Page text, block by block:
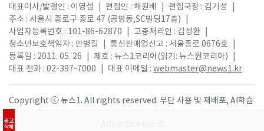
광고
삭제
대표이사/발행인 : 이영섭 편집인 : 채원배 편집국장 : 김기성
주소 : 서울시 종로구 종로 47 (공평동,SC빌딩17층)
사업자등록번호 : 101-86-62870
고충처리인 : 김성환
청소년보호책임자 : 안병길
통신판매업신고 : 서울종로 0676호
등록일 : 2011. 05. 26
제호 : 뉴스1코리아(읽기: 뉴스원코리아)
대표 전화 : 02-397-7000
대표 이메일 : webmaster@news1.kr
Copyright ⓒ 뉴스1. All rights reserved. 무단 사용 및 재배포, AI학습
활용 금지.